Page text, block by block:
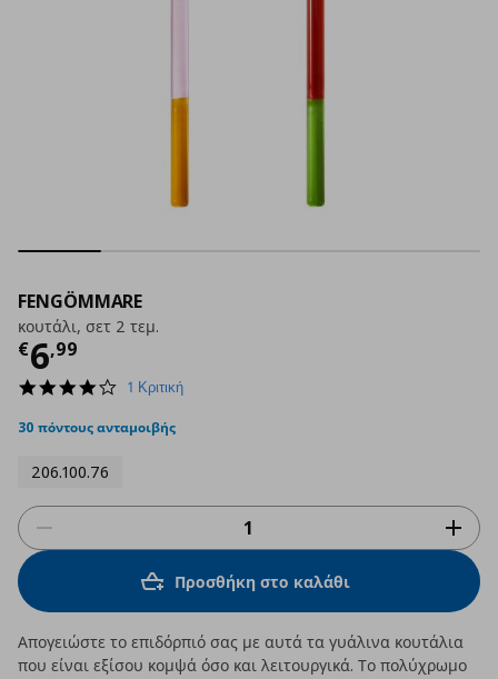
FENGÖMMARE
κουτάλι, σετ 2 τεμ.
€6,99
Τρέχουσα τιμή
4.0
rating
1 Κριτική
30 πόντους ανταμοιβής
206.100.76
Προσθήκη στο καλάθι
Απογειώστε το επιδόρπιό σας με αυτά τα γυάλινα κουτάλια
που είναι εξίσου κομψά όσο και λειτουργικά. Το πολύχρωμο